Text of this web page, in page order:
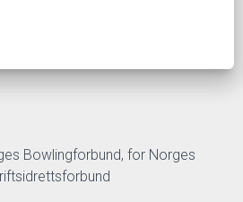
Bowlingforbund, for Norges